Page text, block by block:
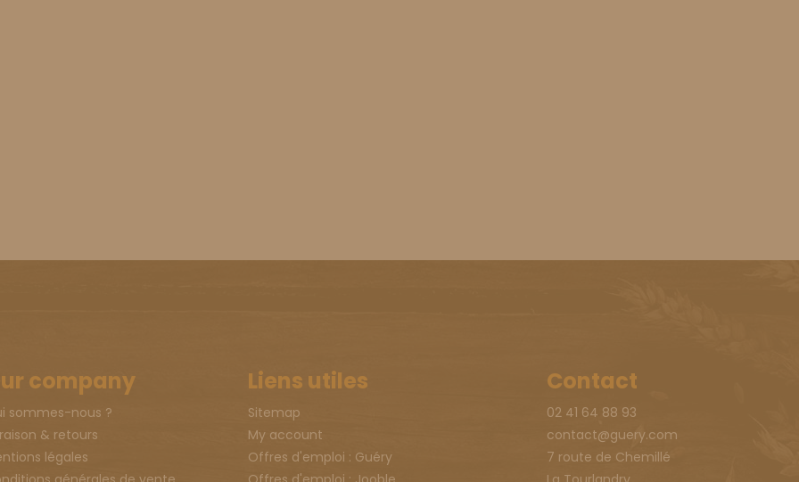
company
sommes-nous ?
& retours
légales
Liens utiles
Sitemap
My account
Offres d'emploi : Guéry
Contact
02 41 64 88 93
contact@guery.com
7 route de Chemillé